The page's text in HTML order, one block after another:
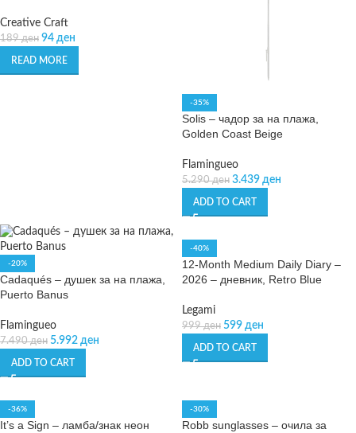
Creative Craft
189ден 94 ден
READ MORE
-35%
Solis – чадор за на плажа,
Golden Coast Beige
Flamingueo
5.290ден 3.439 ден
ADD TO CART
-20%
Cadaqués – душек за на плажа,
Puerto Banus
Flamingueo
7.490ден 5.992 ден
ADD TO CART
-40%
12-Month Medium Daily Diary –
2026 – дневник, Retro Blue
Legami
999ден 599 ден
ADD TO CART
-36%
It’s a Sign – ламба/знак неон
-30%
Robb sunglasses – очила за